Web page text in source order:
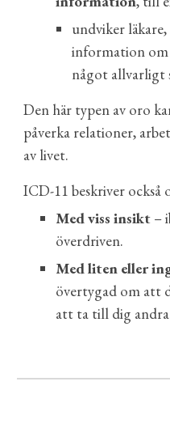
undviker
information om
något allvarligt
Den här typen av oro
påverka relationer,
av livet.
ICD-11 beskriver också
Med viss insikt –
överdriven.
Med liten eller
övertygad om att
att ta till dig